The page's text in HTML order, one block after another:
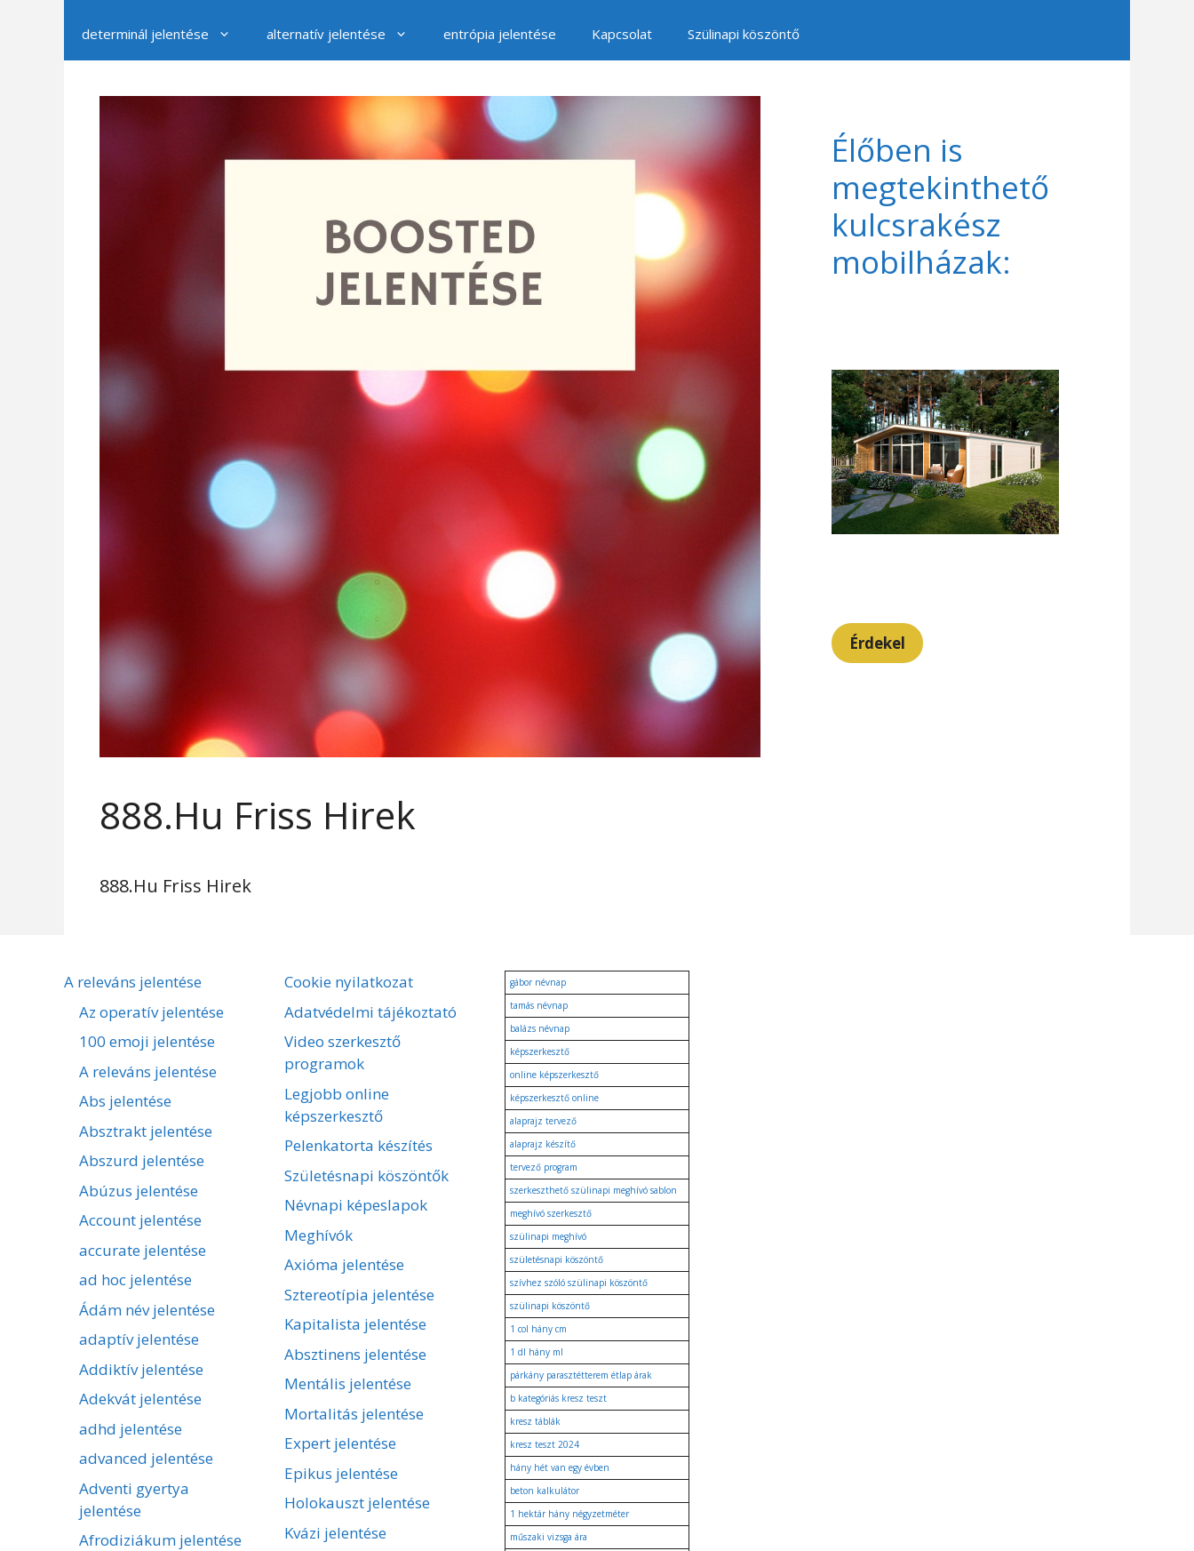
determinál jelentése alternatív jelentése entrópia jelentése Kapcsolat Szülinapi köszöntő
888.Hu Friss Hirek
888.Hu Friss Hirek
Élőben is
megtekinthető
kulcsrakész
mobilházak:
Érdekel
A releváns jelentése
Az operatív jelentése
100 emoji jelentése
A releváns jelentése
Abs jelentése
Absztrakt jelentése
Abszurd jelentése
Abúzus jelentése
Account jelentése
accurate jelentése
ad hoc jelentése
Ádám név jelentése
adaptív jelentése
Addiktív jelentése
Adekvát jelentése
adhd jelentése
advanced jelentése
Adventi gyertya
jelentése
Afrodiziákum jelentése
Cookie nyilatkozat
Adatvédelmi tájékoztató
Video szerkesztő
programok
Legjobb online
képszerkesztő
Pelenkatorta készítés
Születésnapi köszöntők
Névnapi képeslapok
Meghívók
Axióma jelentése
Sztereotípia jelentése
Kapitalista jelentése
Absztinens jelentése
Mentális jelentése
Mortalitás jelentése
Expert jelentése
Epikus jelentése
Holokauszt jelentése
Kvázi jelentése
gábor névnap
tamás névnap
balázs névnap
képszerkesztő
online képszerkesztő
képszerkesztő online
alaprajz tervező
alaprajz készítő
tervező program
szerkeszthető szülinapi meghívó sablon
meghívó szerkesztő
szülinapi meghívó
születésnapi köszöntő
szívhez szóló szülinapi köszöntő
szülinapi köszöntő
1 col hány cm
1 dl hány ml
párkány parasztétterem étlap árak
b kategóriás kresz teszt
kresz táblák
kresz teszt 2024
hány hét van egy évben
beton kalkulátor
1 hektár hány négyzetméter
műszaki vizsga ára